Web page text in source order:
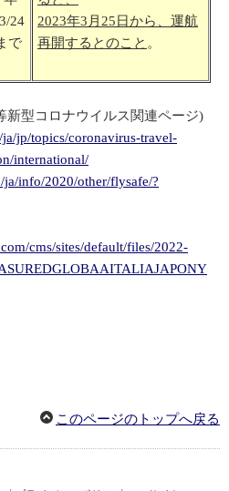
2023年3月25日から、運航
再開するとのこと 。
3/24
で
新型コロナウイルス関連ページ)
jp/topics/coronavirus-travel-
international/
info/2020/other/flysafe/?
cms/sites/default/files/2022-
このページのトップへ戻る